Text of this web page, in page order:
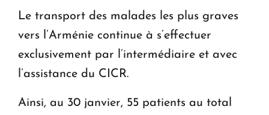
Le transport des malades les plus graves
vers l’Arménie continue à s’effectuer
exclusivement par l’intermédiaire et avec
l’assistance du CICR.
Ainsi, au 30 janvier, 55 patients au total